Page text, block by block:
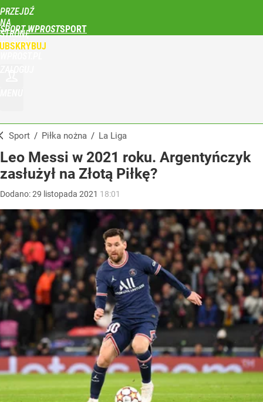
PRZEJDŹ
NA
STRONĘ
GŁÓWNĄ
SPORT WPROST
Sport / Piłka nożna / La Liga
Leo Messi w 2021 roku. Argentyńczyk
zasłużył na Złotą Piłkę?
Dodano:29 listopada 2021 18:01